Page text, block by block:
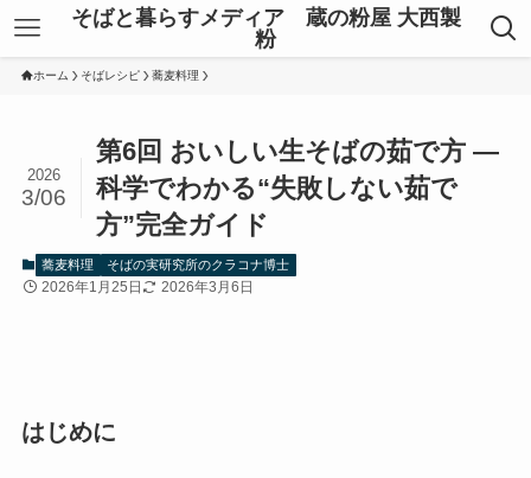
そばと暮らすメディア 蔵の粉屋 大西製
粉
ホーム そばレシピ 蕎麦料理
第6回 おいしい生そばの茹で方 ―
科学でわかる“失敗しない茹で
方”完全ガイド
2026
3/06
蕎麦料理 そばの実研究所のクラコナ博士
2026年1月25日 2026年3月6日
はじめに